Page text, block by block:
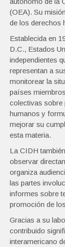
(OEA). Su
de los derechos
Establecida en
D.C., Estados
independientes
representan a
monitorear la
países
colectivas sobre
humanos y
mejorar su
esta materia.
La CIDH
observar
organiza
las partes
informes sobre
promoción de
Gracias a su
contribuido
interamericano